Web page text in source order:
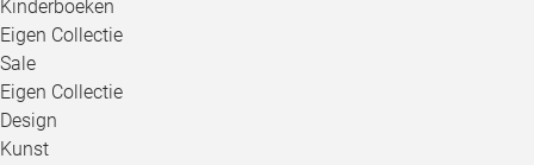
Kinderboeken
Eigen Collectie
Sale
Eigen Collectie
Design
Kunst